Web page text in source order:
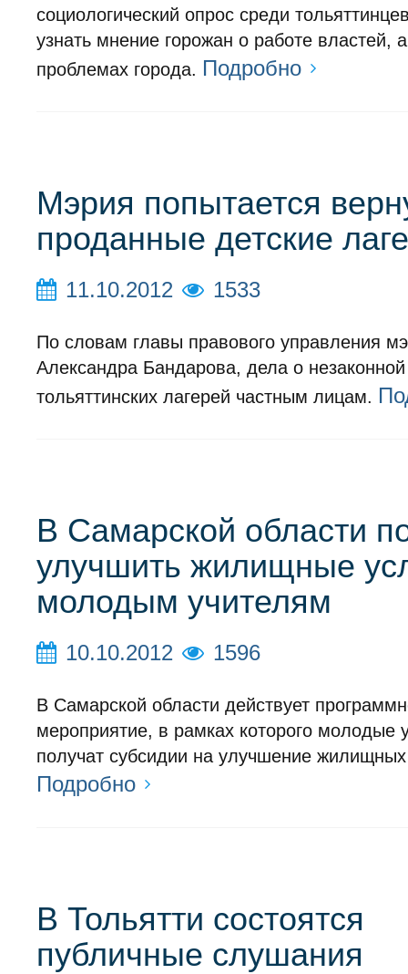
социологический опрос среди
узнать мнение горожан о работе властей,
проблемах города. Подробно
Мэрия попытается
проданные детские
11.10.2012 1533
По словам главы правового управления
Александра Бандарова, дела о
тольяттинских лагерей частным лицам.
В Самарской области
улучшить жилищные
молодым учителям
10.10.2012 1596
В Самарской области действует
мероприятие, в рамках которого молодые
получат субсидии на улучшение
Подробно
В Тольятти состоятся
публичные слушания